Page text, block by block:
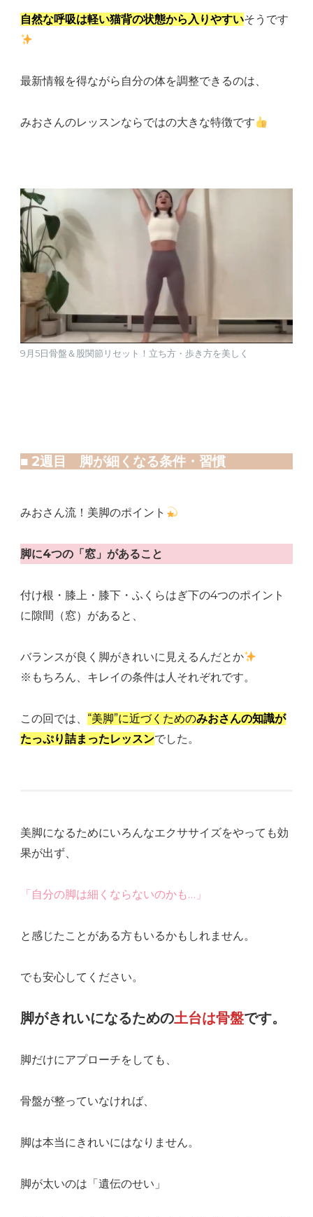
自然な呼吸は軽い猫背の状態から入りやすいそうです
最新情報を得ながら自分の体を調整できるのは、
みおさんのレッスンならではの大きな特徴です
9月5日骨盤＆股関節リセット！立ち方・歩き方を美しく
■ 2週目 脚が細くなる条件・習慣
みおさん流！美脚のポイント
脚に4つの「窓」があること
付け根・膝上・膝下・ふくらはぎ下の4つのポイント
に隙間（窓）があると、
バランスが良く脚がきれいに見えるんだとか
※もちろん、キレイの条件は人それぞれです。
この回では、 “美脚”に近づくためのみおさんの知識が
たっぷり詰まったレッスンでした。
美脚になるためにいろんなエクササイズをやっても効
果が出ず、
「自分の脚は細くならないのかも…」
と感じたことがある方もいるかもしれません。
でも安心してください。
脚がきれいになるための土台は骨盤です。
脚だけにアプローチをしても、
骨盤が整っていなければ、
脚は本当にきれいにはなりません。
脚が太いのは「遺伝のせい」